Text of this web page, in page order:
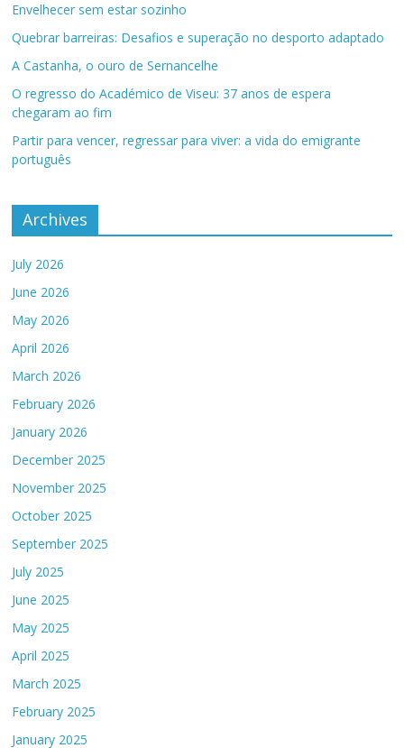
Envelhecer sem estar sozinho
Quebrar barreiras: Desafios e superação no desporto adaptado
A Castanha, o ouro de Sernancelhe
O regresso do Académico de Viseu: 37 anos de espera
chegaram ao fim
Partir para vencer, regressar para viver: a vida do emigrante
português
Archives
July 2026
June 2026
May 2026
April 2026
March 2026
February 2026
January 2026
December 2025
November 2025
October 2025
September 2025
July 2025
June 2025
May 2025
April 2025
March 2025
February 2025
January 2025